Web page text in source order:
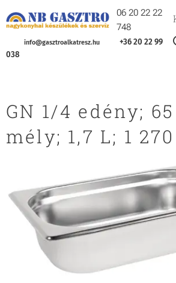
06 20 22 22
748
info@gasztroalkatresz.hu
+36 20 22 99
038
GN 1/4 edény;
mély; 1,7 L; 1